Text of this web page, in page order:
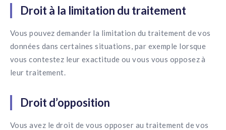
Droit à la limitation du traitement
Vous pouvez demander la limitation du traitement de vos
données dans certaines situations, par exemple lorsque
vous contestez leur exactitude ou vous vous opposez à
leur traitement.
Droit d’opposition
Vous avez le droit de vous opposer au traitement de vos